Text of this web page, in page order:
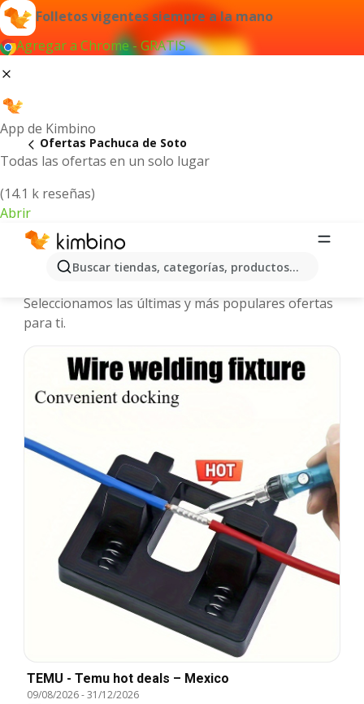
Folletos vigentes siempre a la mano
Agregar a Chrome - GRATIS
App de Kimbino
Todas las ofertas en un solo lugar
(14.1 k reseñas)
Abrir
Buscar tiendas, categorías, productos...
Ofertas Pachuca de Soto
Pachuca de Soto - Folletos y ofertas
Seleccionamos las últimas y más populares ofertas
para ti.
TEMU - Temu hot deals – Mexico
09/08/2026-31/12/2026